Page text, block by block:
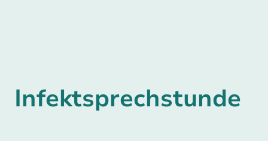
Infektsprechstunde